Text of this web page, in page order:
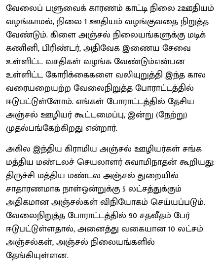
வேலைப் பளுவைக் காரணம் காட்டி நிலை 2ஊதியம்
வழங்காமல், நிலை 1 ஊதியம் வழங்குவதை நிறுத்த
வேண்டும். கிளை அஞ்சல் நிலையங்களுக்கு மடிக்
கணினி, பிரிண்டர், அதிவேக இணைய சேவை
உள்ளிட்ட வசதிகள் வழங்க வேண்டும்என்பன
உள்ளிட்ட கோரிக்கைகளை வலியுறுத்தி இந்த கால
வரையறையற்ற வேலைநிறுத்த போராட்டத்தில்
ஈடுபட்டுள்ளோம். எங்கள் போராட்டத்தில் தேசிய
அஞ்சல் ஊழியர் கூட்டமைப்பு, இன்று (நேற்று)
முதல்பங்கேற்கிறது என்றார்.
அகில இந்திய கிராமிய அஞ்சல் ஊழியர்கள் சங்க
மத்திய மண்டலச் செயலாளர் சுவாமிநாதன் கூறியது:
திருச்சி மத்திய மண்டல அஞ்சல் துறையில்
சாதாரணமாக நாள்ஒன்றுக்கு 5 லட்சத்துக்கும்
அதிகமான அஞ்சல்கள் விநியோகம் செய்யப்படும்.
வேலைநிறுத்த போராட்டத்தில் 90 சதவீதம் பேர்
ஈடுபட்டுள்ளதால், அனைத்து வகையான 10 லட்சம்
அஞ்சல்கள், அஞ்சல் நிலையங்களில்
தேங்கியுள்ளன.